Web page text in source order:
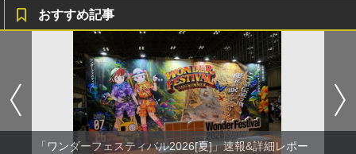
おすすめ記事
「ワンダーフェスティバル2026[夏]」速報&詳細レポー